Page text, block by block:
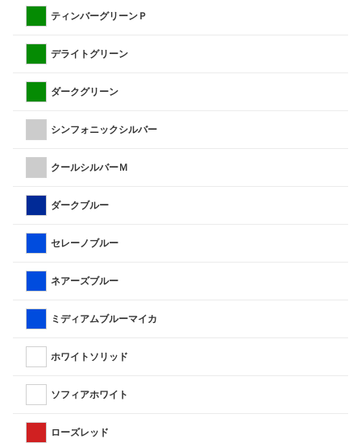
ティンバーグリーンＰ
デライトグリーン
ダークグリーン
シンフォニックシルバー
クールシルバーＭ
ダークブルー
セレーノブルー
ネアーズブルー
ミディアムブルーマイカ
ホワイトソリッド
ソフィアホワイト
ローズレッド